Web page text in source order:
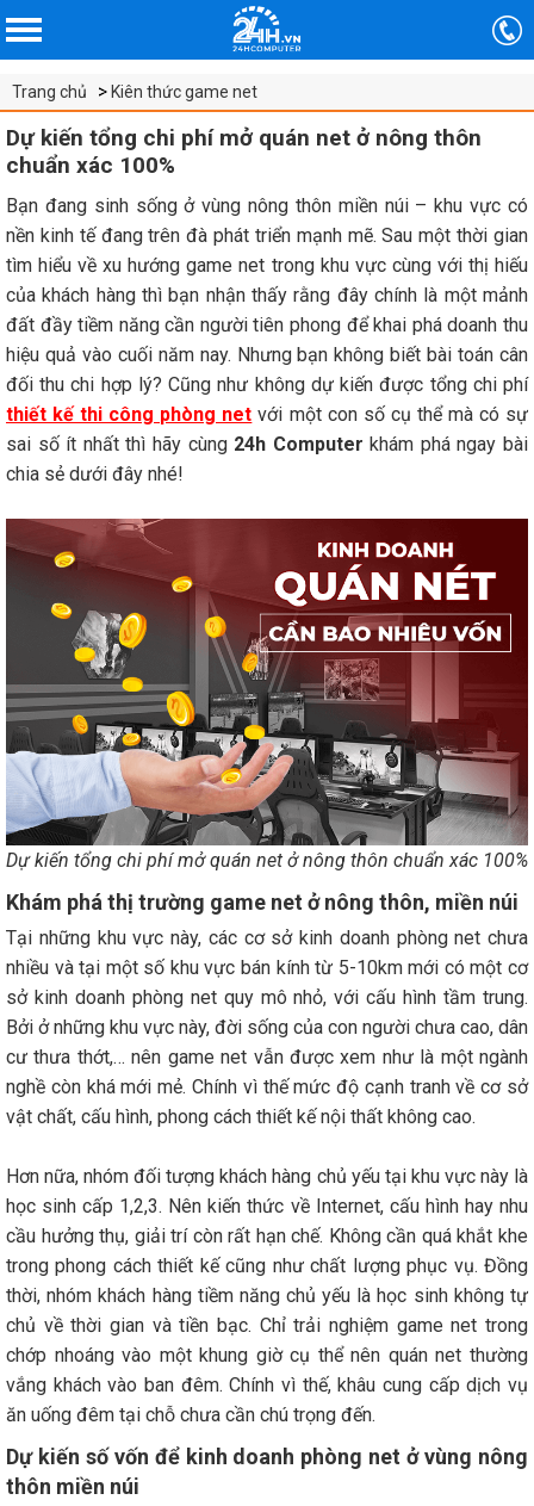
Trang chủ Kiên thức game net
Dự kiến tổng chi phí mở quán net ở nông thôn
chuẩn xác 100%
Bạn đang sinh sống ở vùng nông thôn miền núi – khu vực có
nền kinh tế đang trên đà phát triển mạnh mẽ. Sau một thời gian
tìm hiểu về xu hướng game net trong khu vực cùng với thị hiếu
của khách hàng thì bạn nhận thấy rằng đây chính là một mảnh
đất đầy tiềm năng cần người tiên phong để khai phá doanh thu
hiệu quả vào cuối năm nay. Nhưng bạn không biết bài toán cân
đối thu chi hợp lý? Cũng như không dự kiến được tổng chi phí
thiết kế thi công phòng net với một con số cụ thể mà có sự
sai số ít nhất thì hãy cùng 24h Computer khám phá ngay bài
chia sẻ dưới đây nhé!
Dự kiến tổng chi phí mở quán net ở nông thôn chuẩn xác 100%
Khám phá thị trường game net ở nông thôn, miền núi
Tại những khu vực này, các cơ sở kinh doanh phòng net chưa
nhiều và tại một số khu vực bán kính từ 5-10km mới có một cơ
sở kinh doanh phòng net quy mô nhỏ, với cấu hình tầm trung.
Bởi ở những khu vực này, đời sống của con người chưa cao, dân
cư thưa thớt,… nên game net vẫn được xem như là một ngành
nghề còn khá mới mẻ. Chính vì thế mức độ cạnh tranh về cơ sở
vật chất, cấu hình, phong cách thiết kế nội thất không cao.
Hơn nữa, nhóm đối tượng khách hàng chủ yếu tại khu vực này là
học sinh cấp 1,2,3. Nên kiến thức về Internet, cấu hình hay nhu
cầu hưởng thụ, giải trí còn rất hạn chế. Không cần quá khắt khe
trong phong cách thiết kế cũng như chất lượng phục vụ. Đồng
thời, nhóm khách hàng tiềm năng chủ yếu là học sinh không tự
chủ về thời gian và tiền bạc. Chỉ trải nghiệm game net trong
chớp nhoáng vào một khung giờ cụ thể nên quán net thường
vắng khách vào ban đêm. Chính vì thế, khâu cung cấp dịch vụ
ăn uống đêm tại chỗ chưa cần chú trọng đến.
Dự kiến số vốn để kinh doanh phòng net ở vùng nông
thôn miền núi